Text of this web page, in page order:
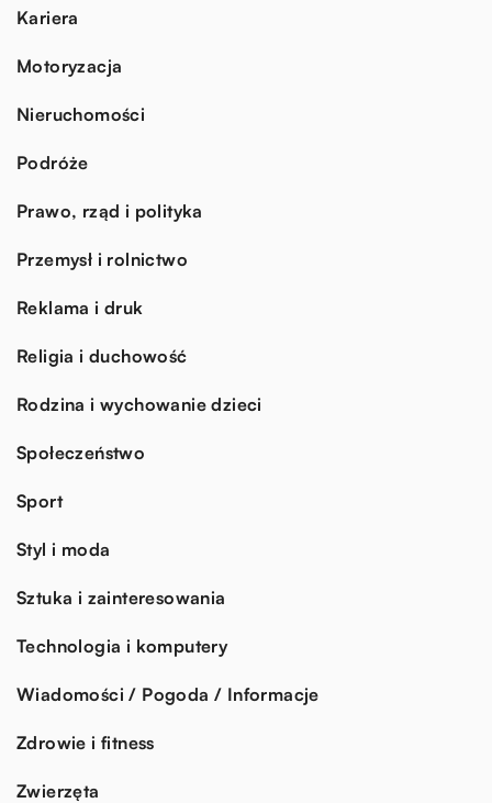
Kariera
Motoryzacja
Nieruchomości
Podróże
Prawo, rząd i polityka
Przemysł i rolnictwo
Reklama i druk
Religia i duchowość
Rodzina i wychowanie dzieci
Społeczeństwo
Sport
Styl i moda
Sztuka i zainteresowania
Technologia i komputery
Wiadomości / Pogoda / Informacje
Zdrowie i fitness
Zwierzęta